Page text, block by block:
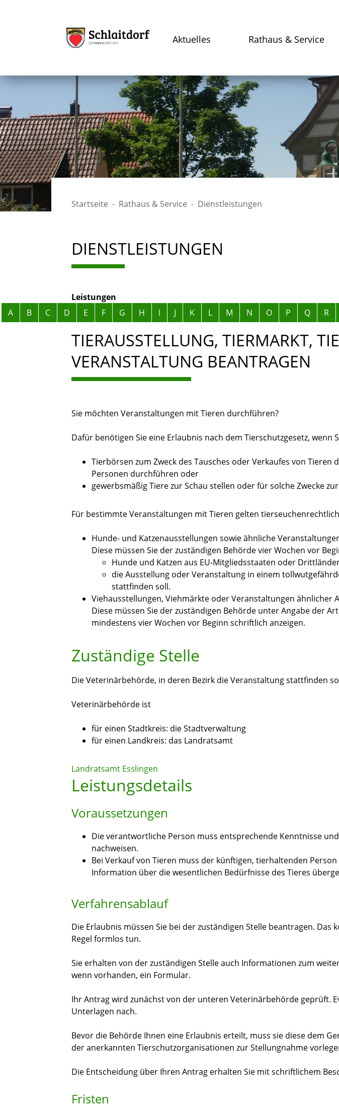
Aktuelles Rathaus & Service
Startseite Rathaus & Service Dienstleistungen
DIENSTLEISTUNGEN
Leistungen
Alphabetisches Register überspringen
A B C D E F G H I J K L M N O P Q R
TIERAUSSTELLUNG, TIERMARKT,
VERANSTALTUNG BEANTRAGEN
Sie möchten Veranstaltungen mit Tieren durchführen?
Dafür benötigen Sie eine Erlaubnis nach dem Tierschutzgesetz, wenn
Tierbörsen zum Zweck des Tausches oder Verkaufes von Tieren
Personen durchführen oder
gewerbsmäßig Tiere zur Schau stellen oder für solche Zwecke
Für bestimmte Veranstaltungen mit Tieren gelten
Hunde- und Katzenausstellungen sowie ähnliche
Diese müssen Sie der zuständigen Behörde vier Wochen vor
Hunde und Katzen aus EU-Mitgliedsstaaten oder
die Ausstellung oder Veranstaltung in einem
stattfinden soll.
Viehausstellungen, Viehmärkte oder Veranstaltungen ähnlicher
Diese müssen Sie der zuständigen Behörde unter Angabe der
mindestens vier Wochen vor Beginn schriftlich anzeigen.
Zuständige Stelle
Die Veterinärbehörde, in deren Bezirk die Veranstaltung stattfinden
Veterinärbehörde ist
für einen Stadtkreis: die Stadtverwaltung
für einen Landkreis: das Landratsamt
Landratsamt Esslingen
Leistungsdetails
Voraussetzungen
Die verantwortliche Person muss entsprechende Kenntnisse
nachweisen.
Bei Verkauf von Tieren muss der künftigen, tierhaltenden
Information über die wesentlichen Bedürfnisse des Tieres
Verfahrensablauf
Die Erlaubnis müssen Sie bei der zuständigen Stelle beantragen. Das
Regel formlos tun.
Sie erhalten von der zuständigen Stelle auch Informationen zum
wenn vorhanden, ein Formular.
Ihr Antrag wird zunächst von der unteren Veterinärbehörde geprüft.
Unterlagen nach.
Bevor die Behörde Ihnen eine Erlaubnis erteilt, muss sie diese dem
der anerkannten Tierschutzorganisationen zur Stellungnahme
Die Entscheidung über Ihren Antrag erhalten Sie mit schriftlichem
Fristen